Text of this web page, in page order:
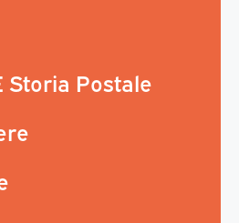
Storia Postale